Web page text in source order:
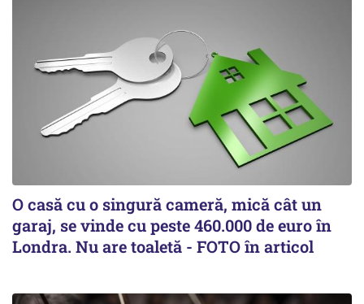
O casă cu o singură cameră, mică cât un
garaj, se vinde cu peste 460.000 de euro în
Londra. Nu are toaletă - FOTO în articol